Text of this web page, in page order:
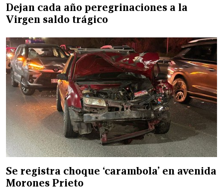
Dejan cada año peregrinaciones a la
Virgen saldo trágico
Se registra choque ‘carambola’ en avenida
Morones Prieto